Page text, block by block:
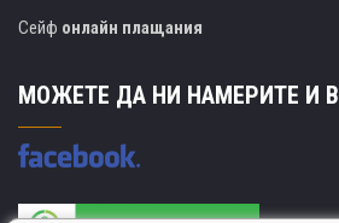
Сейф онлайн плащания
МОЖЕТЕ ДА НИ НАМЕРИТЕ И В